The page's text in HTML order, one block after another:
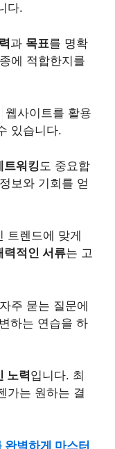
다.
과 목표를 명확
에 적합한지를
웹사이트를 활용
있습니다.
트워킹 도 중요합
보와 기회를 얻
트렌드에 맞게
력적인 서류는 고
주 묻는 질문에
하는 연습을 하
노력입니다. 최
가는 원하는 결
완벽하게 마스터